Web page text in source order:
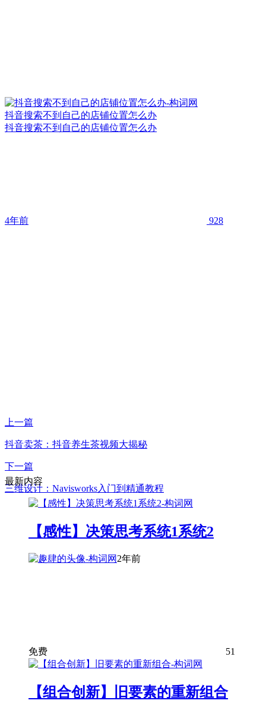
抖音搜索不到自己的店铺位置怎么办
抖音搜索不到自己的店铺位置怎么办
4年前 928
上一篇
抖音卖茶：抖音养生茶视频大揭秘
下一篇
三维设计：Navisworks入门到精通教程
最新内容
【感性】决策思考系统1系统2
2年前
免费 51
【组合创新】旧要素的重新组合